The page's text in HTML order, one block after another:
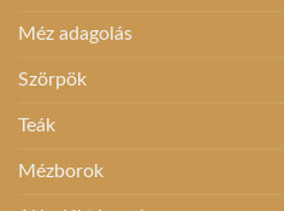
Méz adagolás
Szörpök
Teák
Mézborok